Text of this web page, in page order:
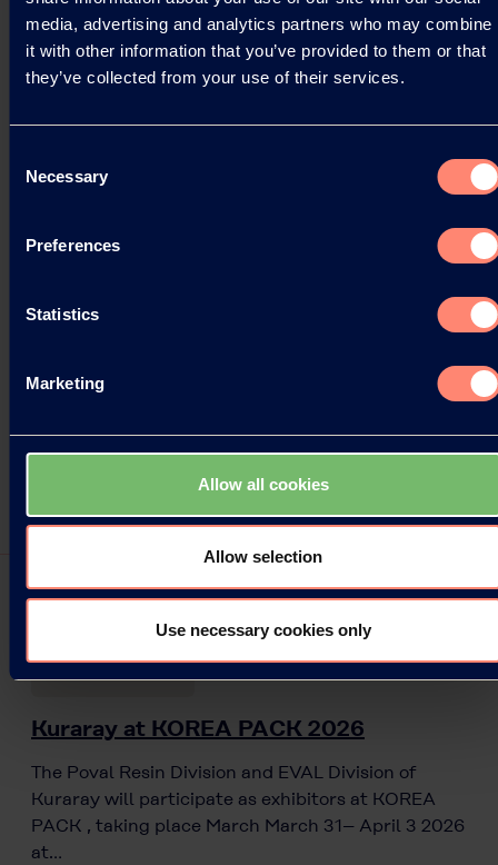
media, advertising and analytics partners who may combine
it with other information that you’ve provided to them or that
they’ve collected from your use of their services.
Selection
Necessary
Preferences
Statistics
Marketing
Allow all cookies
Allow selection
Use necessary cookies only
Read more
Press Releases
Kuraray at KOREA PACK 2026
The Poval Resin Division and EVAL Division of
Kuraray will participate as exhibitors at KOREA
PACK , taking place March March 31– April 3 2026
at…